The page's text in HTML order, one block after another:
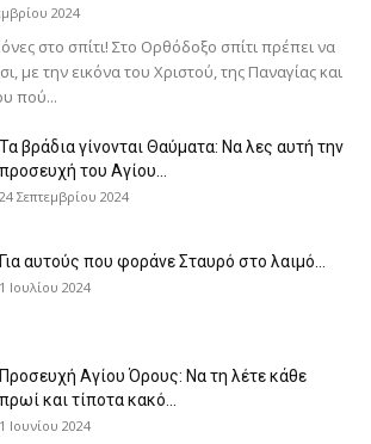
2024
στο σπίτι! Στο Ορθόδοξο σπίτι πρέπει να
με την εικόνα του Χριστού, της Παν­αγίας και
πού...
Τα βράδια γίνονται Θαύματα: Να λες αυτή την
προσευχή του Αγίου...
24 Σεπτεμβρίου 2024
Για αυτούς που φοράνε Σταυρό στο λαιμό…
1 Ιουλίου 2024
Προσευχή Αγίου Όρους: Να τη λέτε κάθε
πρωί και τίποτα κακό...
1 Ιουνίου 2024